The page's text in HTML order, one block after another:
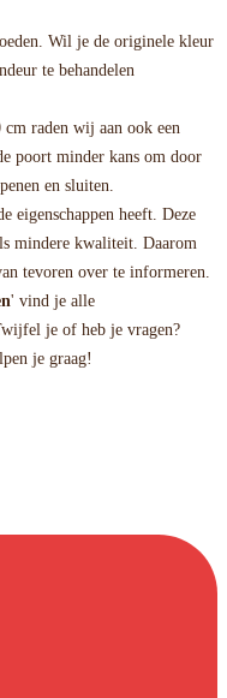
Wil je de originele kleur
te behandelen
raden wij aan ook een
poort minder kans om door
en sluiten.
eigenschappen heeft. Deze
mindere kwaliteit. Daarom
tevoren over te informeren.
' vind je alle
je of heb je vragen?
je graag!